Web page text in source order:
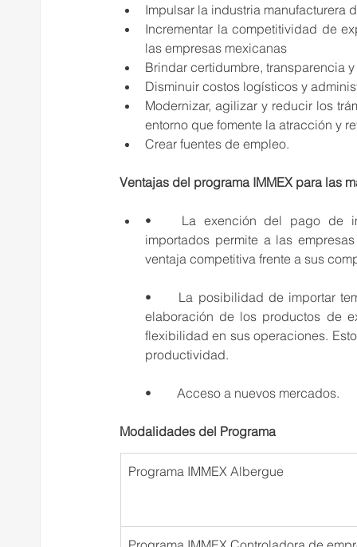
Impulsar la industria manufacturera
Incrementar la competitividad de
las empresas mexicanas
Brindar certidumbre, transparencia
Disminuir costos logísticos y
Modernizar, agilizar y reducir los
entorno que fomente la atracción y
Crear fuentes de empleo.
Ventajas del programa IMMEX para las
•	La exención del pago de impuestos y aranceles sobre los insumos y componentes
importados permite a las
ventaja competitiva frente a sus
•	La posibilidad de importar temporalmente los insumos y componentes necesarios para la
elaboración de los productos de
flexibilidad en sus operaciones.
productividad.
•	Acceso a nuevos mercados.
Modalidades del Programa
Programa IMMEX Albergue